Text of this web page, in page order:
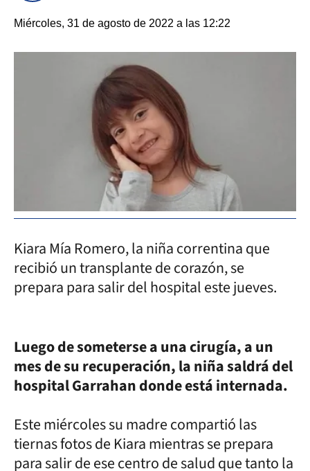
Miércoles, 31 de agosto de 2022 a las 12:22
Kiara Mía Romero, la niña correntina que
recibió un transplante de corazón, se
prepara para salir del hospital este jueves.
Luego de someterse a una cirugía, a un
mes de su recuperación, la niña saldrá del
hospital Garrahan donde está internada.
Este miércoles su madre compartió las
tiernas fotos de Kiara mientras se prepara
para salir de ese centro de salud que tanto la